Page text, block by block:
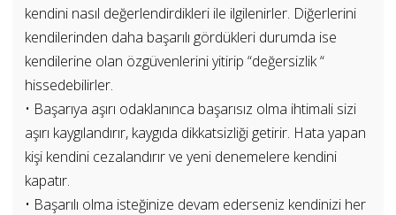
kendini nasıl değerlendirdikleri ile ilgilenirler. Diğerlerini
kendilerinden daha başarılı gördükleri durumda ise
kendilerine olan özgüvenlerini yitirip “değersizlik “
hissedebilirler.
• Başarıya aşırı odaklanınca başarısız olma ihtimali sizi
aşırı kaygılandırır, kaygıda dikkatsizliği getirir. Hata yapan
kişi kendini cezalandırır ve yeni denemelere kendini
kapatır.
• Başarılı olma isteğinize devam ederseniz kendinizi her